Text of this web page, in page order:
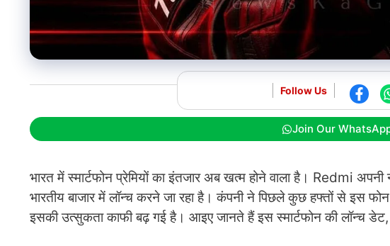
Follow Us
Join Our
भारत में स्मार्टफोन प्रेमियों का इंतजार अब खत्म होने वाला है। Redmi
भारतीय बाजार में लॉन्च करने जा रहा है। कंपनी ने पिछले कुछ हफ्तों से इस
इसकी उत्सुकता काफी बढ़ गई है। आइए जानते हैं इस स्मार्टफोन की लॉन्च डेट,